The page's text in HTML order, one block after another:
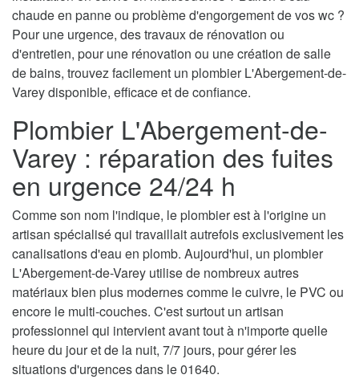
chaude en panne ou problème d'engorgement de vos wc ?
Pour une urgence, des travaux de rénovation ou
d'entretien, pour une rénovation ou une création de salle
de bains, trouvez facilement un plombier L'Abergement-de-
Varey disponible, efficace et de confiance.
Plombier L'Abergement-de-
Varey : réparation des fuites
en urgence 24/24 h
Comme son nom l'indique, le plombier est à l'origine un
artisan spécialisé qui travaillait autrefois exclusivement les
canalisations d'eau en plomb. Aujourd'hui, un plombier
L'Abergement-de-Varey utilise de nombreux autres
matériaux bien plus modernes comme le cuivre, le PVC ou
encore le multi-couches. C'est surtout un artisan
professionnel qui intervient avant tout à n'importe quelle
heure du jour et de la nuit, 7/7 jours, pour gérer les
situations d'urgences dans le 01640.